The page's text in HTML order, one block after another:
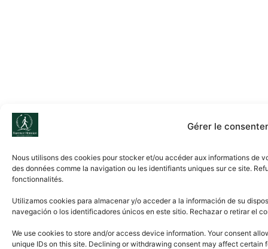
Gérer le
Nous utilisons des cookies pour stocker et/ou accéder aux informations de
des données comme la navigation ou les identifiants uniques sur ce site.
fonctionnalités.
Utilizamos cookies para almacenar y/o acceder a la información de su
navegación o los identificadores únicos en este sitio. Rechazar o retirar el
We use cookies to store and/or access device information. Your consent
unique IDs on this site. Declining or withdrawing consent may affect certain